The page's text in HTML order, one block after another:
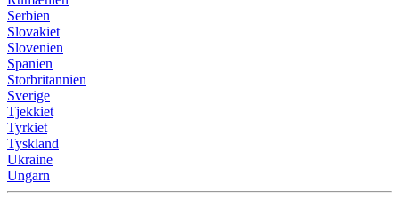
Serbien
Slovakiet
Slovenien
Spanien
Storbritannien
Sverige
Tjekkiet
Tyrkiet
Tyskland
Ukraine
Ungarn